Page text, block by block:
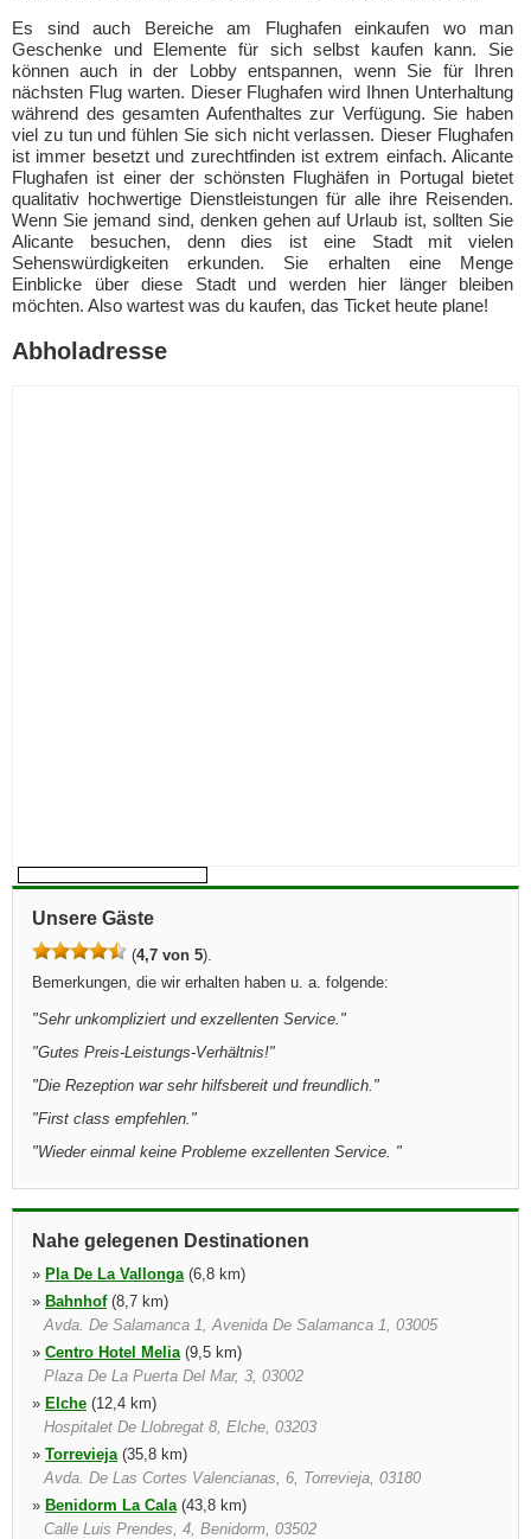
Es sind auch Bereiche am Flughafen einkaufen wo man
Geschenke und Elemente für sich selbst kaufen kann. Sie
können auch in der Lobby entspannen, wenn Sie für Ihren
nächsten Flug warten. Dieser Flughafen wird Ihnen Unterhaltung
während des gesamten Aufenthaltes zur Verfügung. Sie haben
viel zu tun und fühlen Sie sich nicht verlassen. Dieser Flughafen
ist immer besetzt und zurechtfinden ist extrem einfach. Alicante
Flughafen ist einer der schönsten Flughäfen in Portugal bietet
qualitativ hochwertige Dienstleistungen für alle ihre Reisenden.
Wenn Sie jemand sind, denken gehen auf Urlaub ist, sollten Sie
Alicante besuchen, denn dies ist eine Stadt mit vielen
Sehenswürdigkeiten erkunden. Sie erhalten eine Menge
Einblicke über diese Stadt und werden hier länger bleiben
möchten. Also wartest was du kaufen, das Ticket heute plane!
Abholadresse
Unsere Gäste
(4,7 von 5).
Bemerkungen, die wir erhalten haben u. a. folgende:
"Sehr unkompliziert und exzellenten Service. "
"Gutes Preis-Leistungs-Verhältnis!"
"Die Rezeption war sehr hilfsbereit und freundlich. "
"First class empfehlen. "
"Wieder einmal keine Probleme exzellenten Service. "
Nahe gelegenen Destinationen
» Pla De La Vallonga(6,8 km)
» Bahnhof(8,7 km)
Avda. De Salamanca 1, Avenida De Salamanca 1, 03005
» Centro Hotel Melia(9,5 km)
Plaza De La Puerta Del Mar, 3, 03002
» Elche (12,4 km)
Hospitalet De Llobregat 8, Elche, 03203
» Torrevieja(35,8 km)
Avda. De Las Cortes Valencianas, 6, Torrevieja, 03180
» Benidorm La Cala(43,8 km)
Calle Luis Prendes, 4, Benidorm, 03502